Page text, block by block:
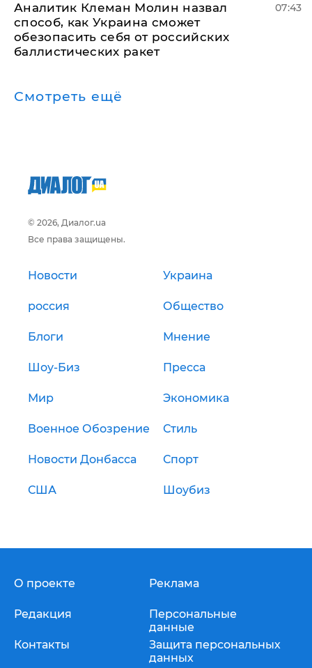
Аналитик Клеман Молин назвал
способ, как Украина сможет
обезопасить себя от российских
баллистических ракет
07:43
Смотреть ещё
© 2026, Диалог.ua
Все права защищены.
Новости Украина
россия Общество
Блоги Мнение
Шоу-Биз Пресса
Мир Экономика
Военное Обозрение Стиль
Новости Донбасса Спорт
США Шоубиз
О проекте
Редакция
Контакты
Реклама
Персональные
данные
Защита персональных
данных